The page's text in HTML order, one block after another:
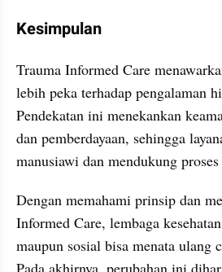
Kesimpulan
Trauma Informed Care
lebih peka terhadap pengalaman
Pendekatan ini menekankan
dan pemberdayaan, sehingga
manusiawi dan mendukung
Dengan memahami prinsip dan
Informed Care, lembaga
maupun sosial bisa menata ulang
Pada akhirnya, perubahan ini